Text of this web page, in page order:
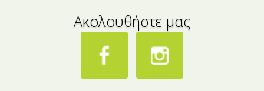
Ακολουθήστε μας